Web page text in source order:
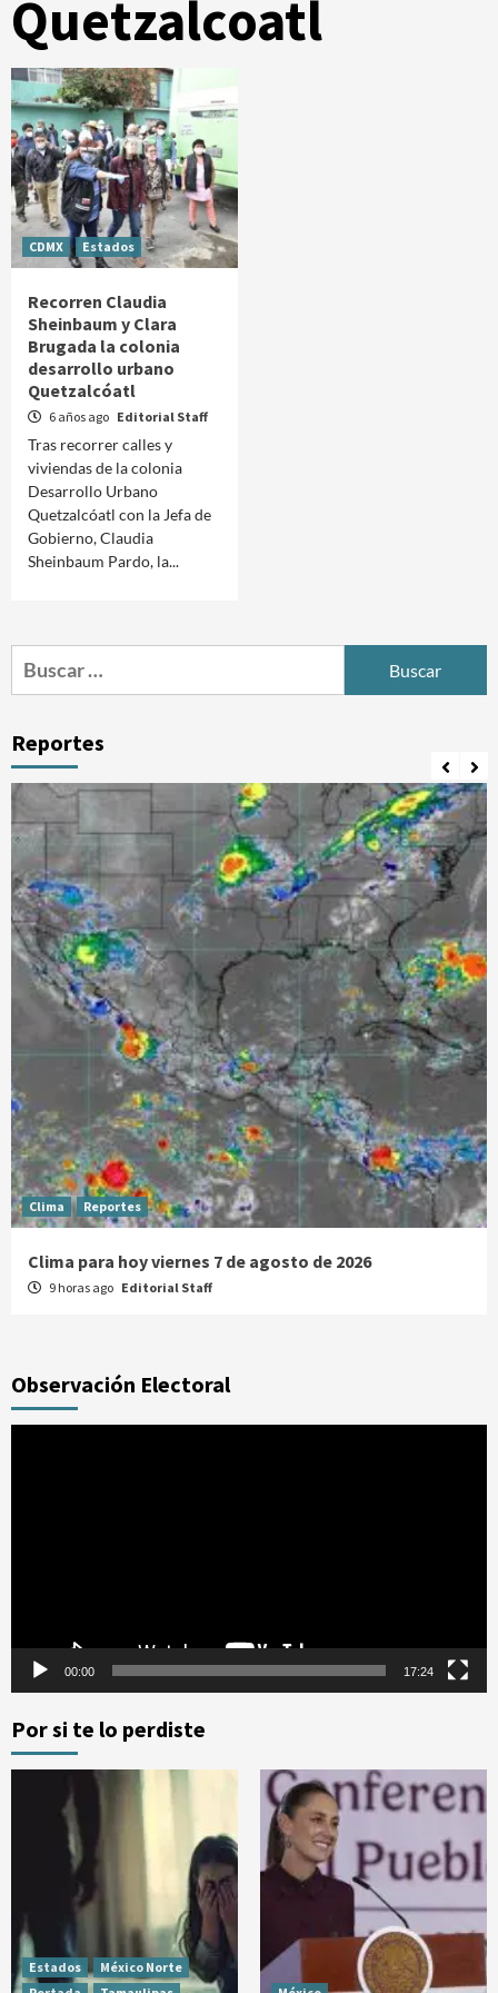
Quetzalcoatl
CDMX Estados
Recorren Claudia
Sheinbaum y Clara
Brugada la colonia
desarrollo urbano
Quetzalcóatl
6 años ago Editorial Staff
Tras recorrer calles y
viviendas de la colonia
Desarrollo Urbano
Quetzalcóatl con la Jefa de
Gobierno, Claudia
Sheinbaum Pardo, la...
Buscar:
Reportes
Clima Reportes
Clima para hoy viernes 7 de agosto de 2026
9 horas ago Editorial Staff
Observación Electoral
00:00 17:24
Por si te lo perdiste
Estados
México Norte